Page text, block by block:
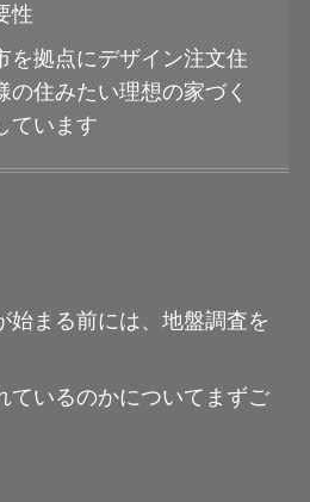
性
を拠点にデザイン注文住
の住みたい理想の家づく
ています
始まる前には、地盤調査を
ているのかについてまずご